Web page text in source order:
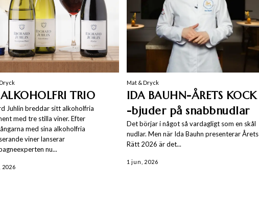
TRIO
Juhlin breddar sitt alkoholfria
med tre stilla viner. Efter
med sina alkoholfria
viner lanserar
nu...
2026
Mat & Dryck
IDA BAUHN-ÅRETS KOCK
-bjuder på snabbnudlar
Det börjar i något så vardagligt som en skål
nudlar. Men när Ida Bauhn presenterar Årets
Rätt 2026 är det...
1 jun, 2026